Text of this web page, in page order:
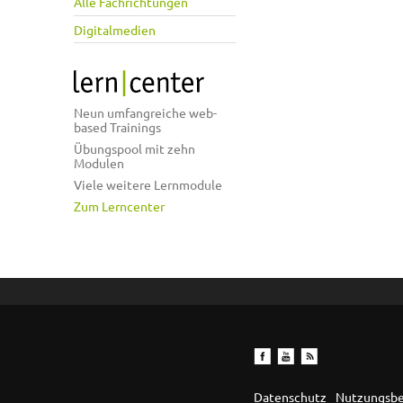
Digitalmedien
Neun umfangreiche web-
based Trainings
Übungspool mit zehn
Modulen
Viele weitere Lernmodule
Zum Lerncenter
Datenschutz